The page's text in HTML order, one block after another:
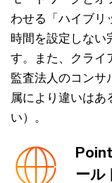
わせる「ハイブリ
時間を設定しない
す。また、クライ
監査法人のコンサ
属により違いはあ
い）。
ール